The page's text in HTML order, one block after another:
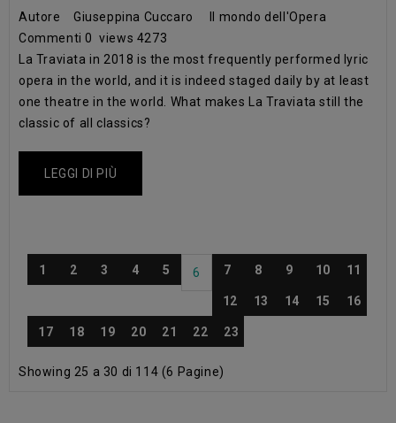
Autore Giuseppina Cuccaro
Il mondo dell'Opera
Commenti0 views 4273
La Traviata in 2018 is the most frequently performed lyric
opera in the world, and it is indeed staged daily by at least
one theatre in the world. What makes La Traviata still the
classic of all classics?
LEGGI DI PIÙ
1 2 3 4 5 6 7 8 9 10 11
12 13 14 15 16
17 18 19 20 21 22 23
Showing 25 a 30 di 114 (6 Pagine)